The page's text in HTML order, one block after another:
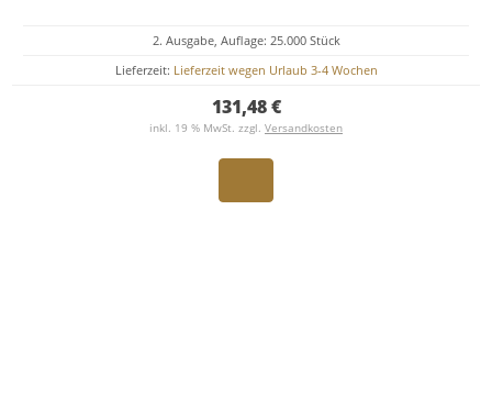
2. Ausgabe, Auflage: 25.000 Stück
Lieferzeit: Lieferzeit wegen Urlaub 3-4 Wochen
131,48 €
inkl. 19 % MwSt. zzgl. Versandkosten